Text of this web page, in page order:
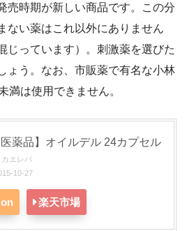
売時期が新しい商品です。この分
ない薬はこれ以外にありません
じっています）。刺激薬を選びた
ょう。なお、市販薬で有名な小林
満は使用できません。
薬品】オイルデル 24カプセル
カエレバ
10-27
楽天市場